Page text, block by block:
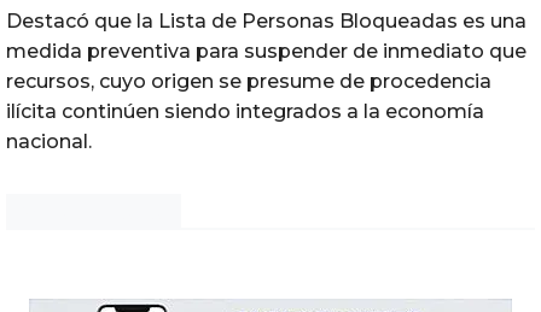
Destacó que la Lista de Personas Bloqueadas es una
medida preventiva para suspender de inmediato que
recursos, cuyo origen se presume de procedencia
ilícita continúen siendo integrados a la economía
nacional.